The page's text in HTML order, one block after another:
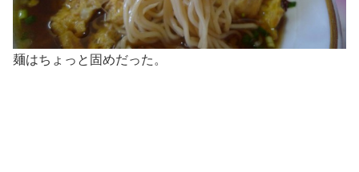
麺はちょっと固めだった。